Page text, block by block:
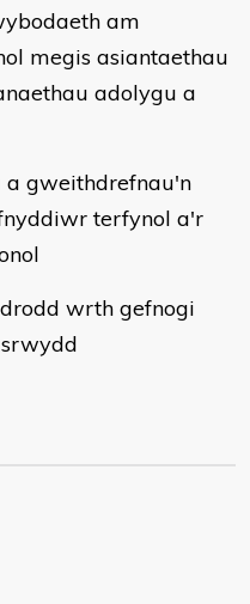
am
megis asiantaethau
adolygu a
gweithdrefnau'n
terfynol a'r
wrth gefnogi